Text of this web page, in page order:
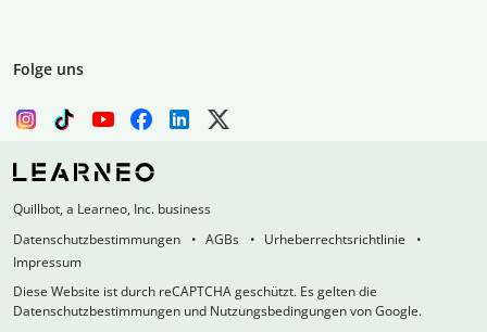
Folge uns
Quillbot, a Learneo, Inc. business
Datenschutzbestimmungen
AGBs
Urheberrechtsrichtlinie
Impressum
Diese Website ist durch reCAPTCHA geschützt. Es gelten die
Datenschutzbestimmungen und Nutzungsbedingungen von Google.